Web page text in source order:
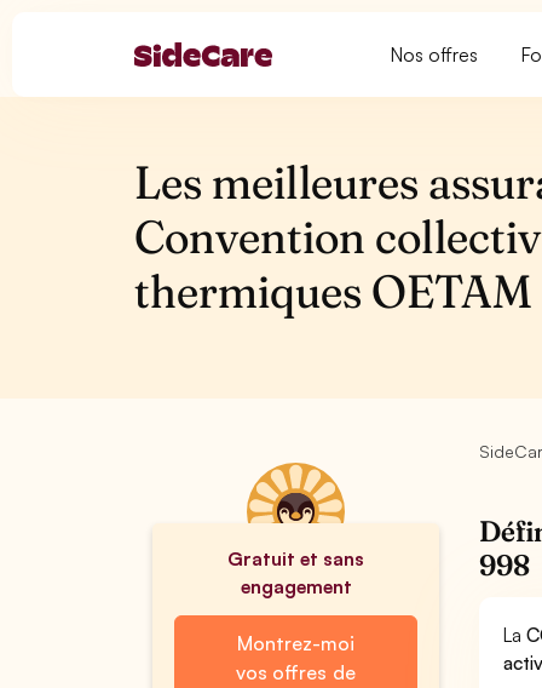
Nos offres
Les meilleures
Convention
thermiques
Gratuit et sans
engagement
Montrez-moi
vos offres de
998
La